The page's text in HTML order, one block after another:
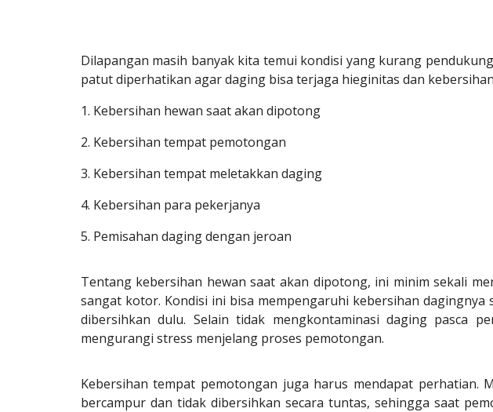
Dilapangan masih banyak kita temui kondisi yang kurang
patut diperhatikan agar daging bisa terjaga hieginitas dan
1. Kebersihan hewan saat akan dipotong
2. Kebersihan tempat pemotongan
3. Kebersihan tempat meletakkan daging
4. Kebersihan para pekerjanya
5. Pemisahan daging dengan jeroan
Tentang kebersihan hewan saat akan dipotong, ini minim sekali
sangat kotor. Kondisi ini bisa mempengaruhi kebersihan
dibersihkan dulu. Selain tidak mengkontaminasi daging pasca
mengurangi stress menjelang proses pemotongan.
Kebersihan tempat pemotongan juga harus mendapat
bercampur dan tidak dibersihkan secara tuntas, sehingga saat